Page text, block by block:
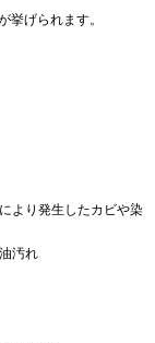
挙げられます。
より発生したカビや染
汚れ